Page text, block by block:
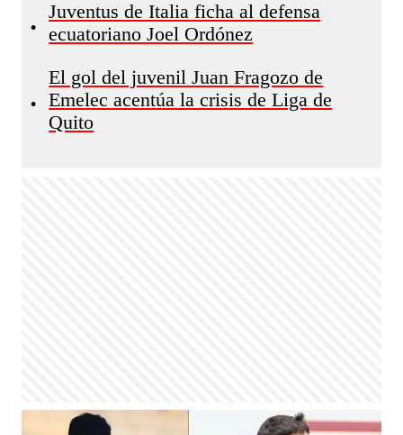
•
Juventus de Italia ficha al defensa
ecuatoriano Joel Ordónez
•
El gol del juvenil Juan Fragozo de
Emelec acentúa la crisis de Liga de
Quito